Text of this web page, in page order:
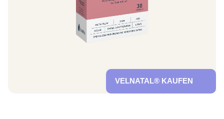
VELNATAL® KAUFEN